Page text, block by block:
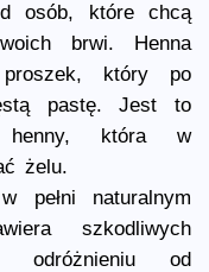
osób, które chcą
brwi. Henna
który po
pastę. Jest to
henny, która w
żelu.
pełni naturalnym
szkodliwych
odróżnieniu od